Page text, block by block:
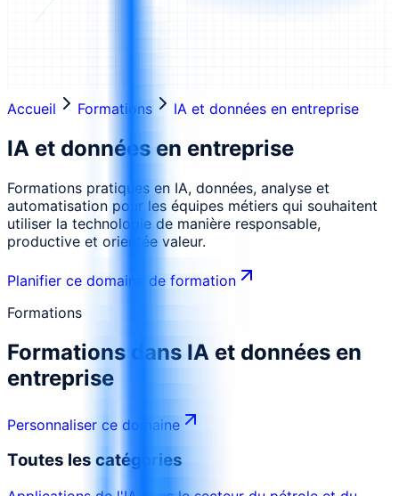
Accueil Formations IA et données en entreprise
IA et données en entreprise
Formations pratiques en IA, données, analyse et
automatisation pour les équipes métiers qui souhaitent
utiliser la technologie de manière responsable,
productive et orientée valeur.
Planifier ce domaine de formation
Formations
Formations dans IA et données en
entreprise
Personnaliser ce domaine
Toutes les catégories